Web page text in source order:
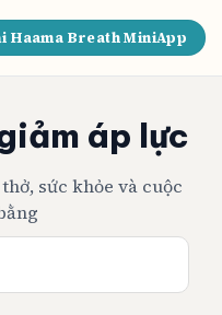
Haama Breath MiniApp
áp lực
sức khỏe và cuộc